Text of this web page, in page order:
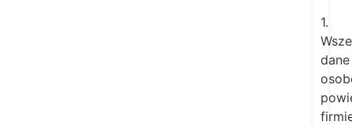
1.
dane